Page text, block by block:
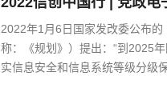
2022年1月6日国家发改委公布的
称：《规划》）提出：“到2025
实信息安全和信息系统等级分级